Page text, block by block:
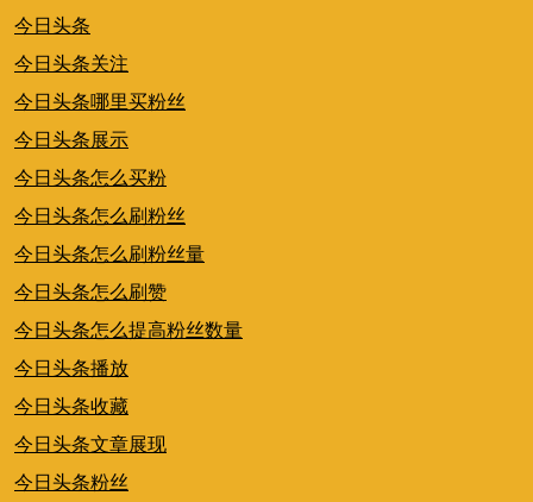
今日头条
今日头条关注
今日头条哪里买粉丝
今日头条展示
今日头条怎么买粉
今日头条怎么刷粉丝
今日头条怎么刷粉丝量
今日头条怎么刷赞
今日头条怎么提高粉丝数量
今日头条播放
今日头条收藏
今日头条文章展现
今日头条粉丝